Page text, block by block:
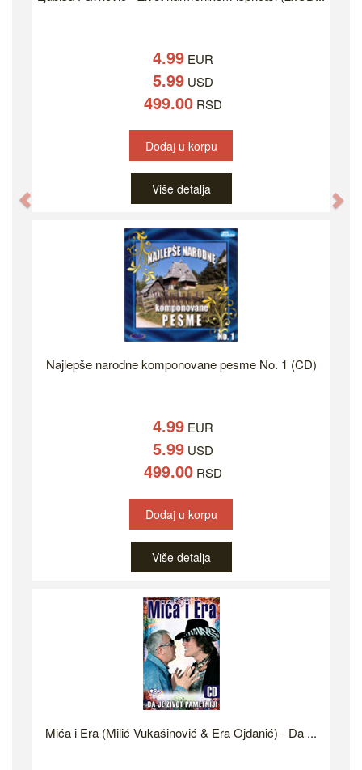
4.99 EUR
5.99 USD
499.00 RSD
Dodaj u korpu
Više detalja
Najlepše narodne komponovane pesme No. 1 (CD)
4.99 EUR
5.99 USD
499.00 RSD
Dodaj u korpu
Više detalja
Mića i Era (Milić Vukašinović & Era Ojdanić) - Da ...